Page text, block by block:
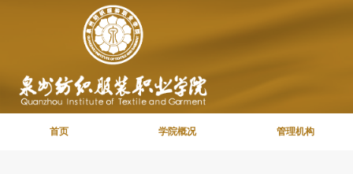
首页 学院概况 管理机构